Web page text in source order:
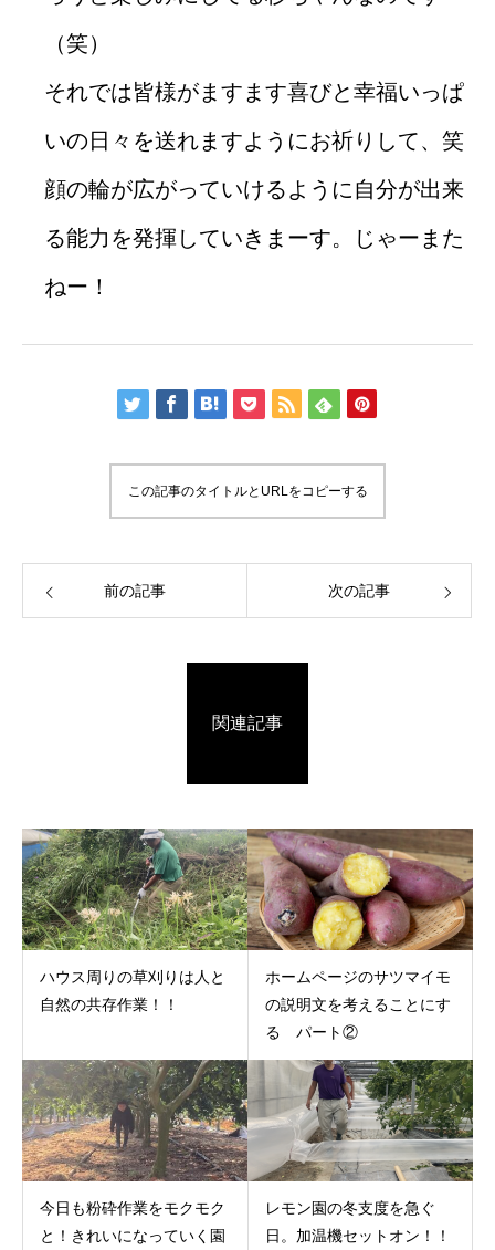
（笑）
それでは皆様がますます喜びと幸福いっぱ
いの日々を送れますようにお祈りして、笑
顔の輪が広がっていけるように自分が出来
る能力を発揮していきまーす。じゃーまた
ねー！
この記事のタイトルとURLをコピーする
前の記事 次の記事
関連記事
ハウス周りの草刈りは人と
自然の共存作業！！
ホームページのサツマイモ
の説明文を考えることにす
る パート②
今日も粉砕作業をモクモク
と！きれいになっていく園
レモン園の冬支度を急ぐ
日。加温機セットオン！！